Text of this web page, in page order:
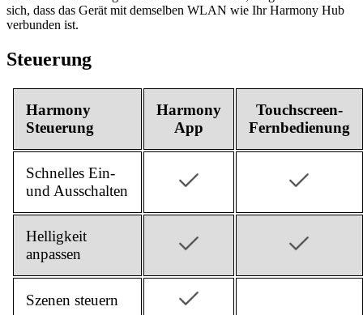
sich, dass das Gerät mit demselben WLAN wie Ihr Harmony Hub
verbunden ist.
Steuerung
Harmony
Steuerung
Harmony
App
Touchscreen-
Fernbedienung
Schnelles Ein-
und Ausschalten
Helligkeit
anpassen
Szenen steuern